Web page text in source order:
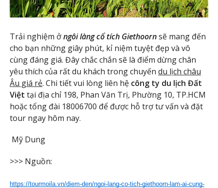
Trải nghiệm ởngôi làng cổ tích Giethoornsẽ mang đến
cho bạn những giây phút, kỉ niệm tuyệt đẹp và vô
cùng đáng giá. Đây chắc chắn sẽ là điểm dừng chân
yêu thích của rất du khách trong chuyến du lịch châu
Âu giá rẻ. Chi tiết vui lòng liên hệ công ty du lịch Đất
Việt tại địa chỉ 198, Phan Văn Trị, Phường 10, TP.HCM
hoặc tổng đài 18006700 để được hỗ trợ tư vấn và đặt
tour ngay hôm nay.
Mỹ Dung
>>> Nguồn:
https://tourmoila.vn/diem-den/ngoi-lang-co-tich-giethoorn-lam-ai-cung-